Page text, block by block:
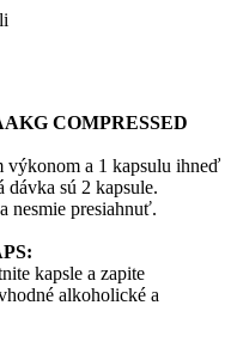
COMPRESSED
výkonom a 1 kapsulu ihneď
sú 2 kapsule.
nesmie presiahnuť.
kapsle a zapite
alkoholické a